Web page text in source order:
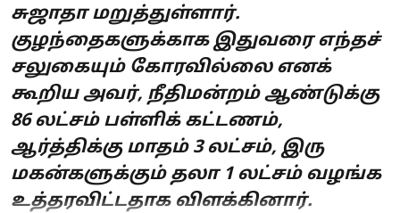
சுஜாதா மறுத்துள்ளார்.
குழந்தைகளுக்காக இதுவரை எந்தச்
சலுகையும் கோரவில்லை எனக்
கூறிய அவர், நீதிமன்றம் ஆண்டுக்கு
86 லட்சம் பள்ளிக் கட்டணம்,
ஆர்த்திக்கு மாதம் 3 லட்சம், இரு
மகன்களுக்கும் தலா 1 லட்சம் வழங்க
உத்தரவிட்டதாக விளக்கினார்.